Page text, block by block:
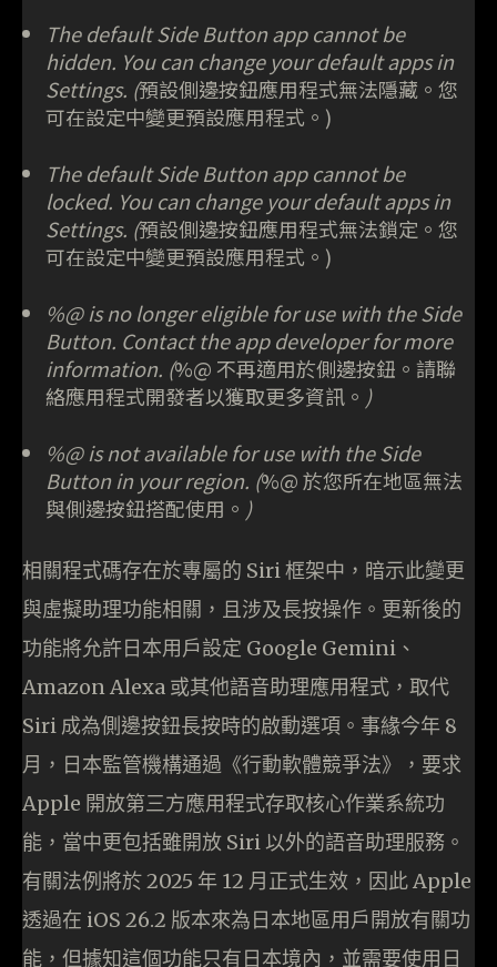
The default Side Button app cannot be
hidden. You can change your default apps in
Settings. (預設側邊按鈕應用程式無法隱藏。您
可在設定中變更預設應用程式。)
The default Side Button app cannot be
locked. You can change your default apps in
Settings. (預設側邊按鈕應用程式無法鎖定。您
可在設定中變更預設應用程式。)
%@ is no longer eligible for use with the Side
Button. Contact the app developer for more
information. (%@ 不再適用於側邊按鈕。請聯
絡應用程式開發者以獲取更多資訊。 )
%@ is not available for use with the Side
Button in your region. (%@ 於您所在地區無法
與側邊按鈕搭配使用。 )
相關程式碼存在於專屬的 Siri 框架中，暗示此變更
與虛擬助理功能相關，且涉及長按操作。更新後的
功能將允許日本用戶設定 Google Gemini、
Amazon Alexa 或其他語音助理應用程式，取代
Siri 成為側邊按鈕長按時的啟動選項。事緣今年 8
月，日本監管機構通過《行動軟體競爭法》，要求
Apple 開放第三方應用程式存取核心作業系統功
能，當中更包括雖開放 Siri 以外的語音助理服務。
有關法例將於 2025 年 12 月正式生效，因此 Apple
透過在 iOS 26.2 版本來為日本地區用戶開放有關功
能，但據知這個功能只有日本境內，並需要使用日